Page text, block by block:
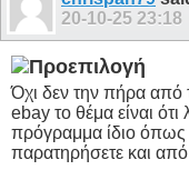
20-10-25 23:18
Όχι δεν την πήρα από
ebay το θέμα είναι
πρόγραμμα ίδιο όπως
παρατηρήσετε και